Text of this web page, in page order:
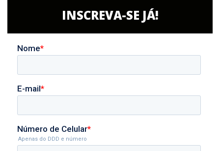
INSCREVA-SE JÁ!